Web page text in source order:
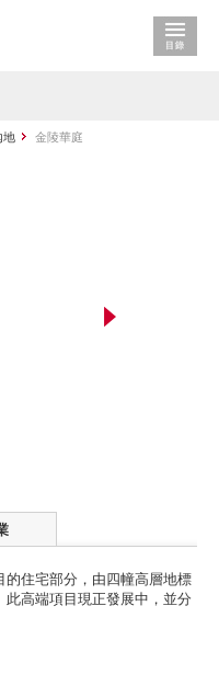
地 金陵華庭
住宅部分，由四幢高層地標
高端項目現正發展中，並分